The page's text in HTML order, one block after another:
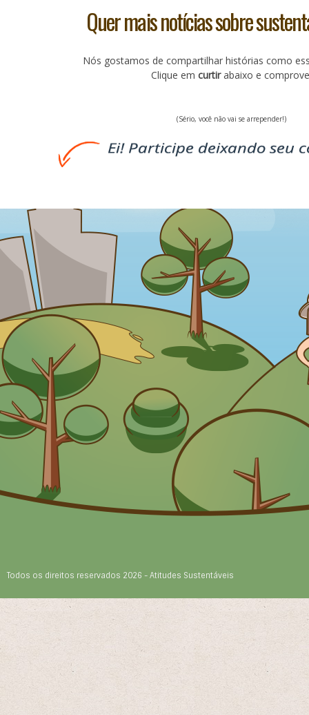
Quer mais notícias sobre
Nós gostamos de compartilhar histórias como
Clique em curtirabaixo e
(Sério, você não vai se arrepender!)
Todos os direitos reservados 2026 - Atitudes Sustentáveis